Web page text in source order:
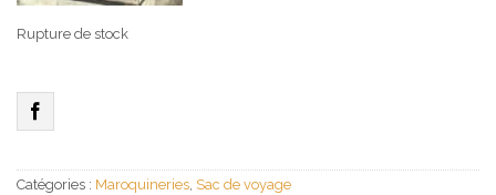
Rupture de stock
Catégories : Maroquineries, Sac de voyage